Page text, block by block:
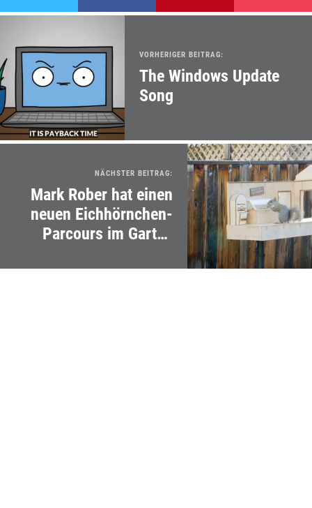
VORHERIGER BEITRAG:
The Windows Update
Song
NÄCHSTER BEITRAG:
Mark Rober hat einen
neuen Eichhörnchen-
Parcours im Garten